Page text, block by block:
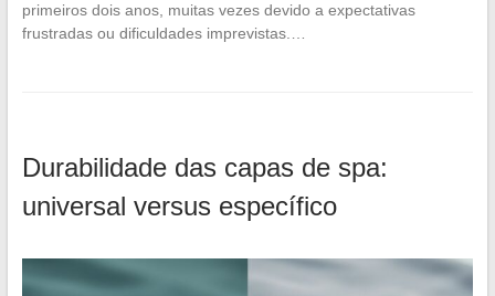
primeiros dois anos, muitas vezes devido a expectativas
frustradas ou dificuldades imprevistas.…
Durabilidade das capas de spa:
universal versus específico